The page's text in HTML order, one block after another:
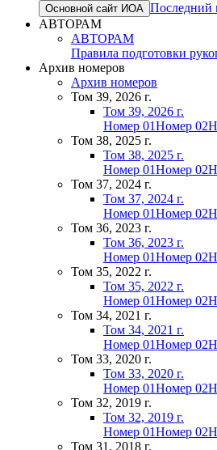
Основной сайт ИОА Последний
АВТОРАМ
АВТОРАМ
Правила подготовки
Архив номеров
Архив номеров
Том 39, 2026 г.
Том 39, 2026 г.
Номер 01Номер 02
Том 38, 2025 г.
Том 38, 2025 г.
Номер 01Номер 02
Том 37, 2024 г.
Том 37, 2024 г.
Номер 01Номер 02
Том 36, 2023 г.
Том 36, 2023 г.
Номер 01Номер 02
Том 35, 2022 г.
Том 35, 2022 г.
Номер 01Номер 02
Том 34, 2021 г.
Том 34, 2021 г.
Номер 01Номер 02
Том 33, 2020 г.
Том 33, 2020 г.
Номер 01Номер 02
Том 32, 2019 г.
Том 32, 2019 г.
Номер 01Номер 02
Том 31, 2018 г.